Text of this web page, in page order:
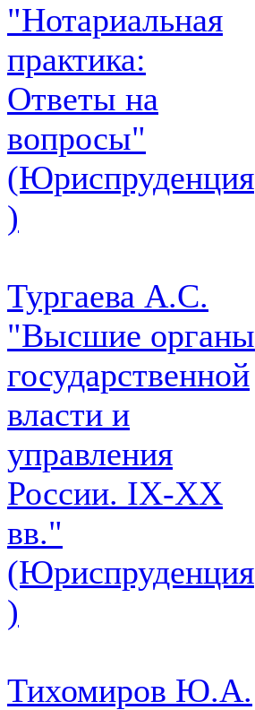
"Нотариальная
практика:
Ответы на
вопросы"
(Юриспруденция
)
Тургаева А.С.
"Высшие органы
государственной
власти и
управления
России. IХ-ХХ
вв."
(Юриспруденция
)
Тихомиров Ю.А.